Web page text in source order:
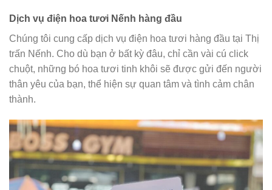
Dịch vụ điện hoa tươi Nếnh hàng đầu
Chúng tôi cung cấp dịch vụ điện hoa tươi hàng đầu tại Thị
trấn Nếnh. Cho dù bạn ở bất kỳ đâu, chỉ cần vài cú click
chuột, những bó hoa tươi tinh khôi sẽ được gửi đến người
thân yêu của bạn, thể hiện sự quan tâm và tình cảm chân
thành.